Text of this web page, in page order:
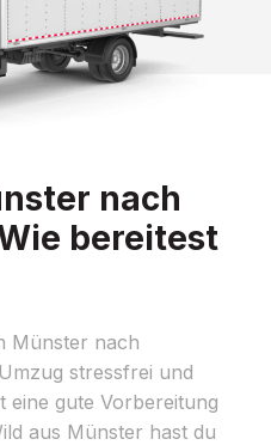
nach
bereitest
Münster nach
stressfrei und
eine gute Vorbereitung
aus Münster hast du